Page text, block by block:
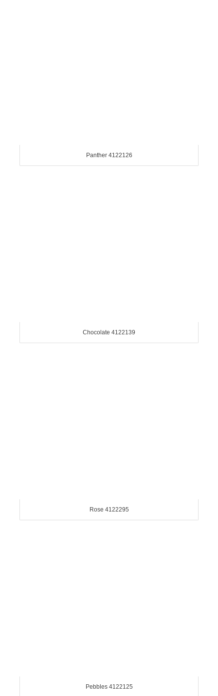
Panther 4122126
Chocolate 4122139
Rose 4122295
Pebbles 4122125